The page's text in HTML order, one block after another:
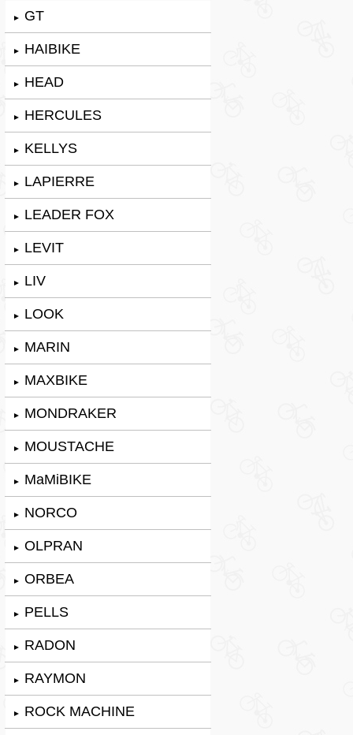
► GT
► HAIBIKE
► HEAD
► HERCULES
► KELLYS
► LAPIERRE
► LEADER FOX
► LEVIT
► LIV
► LOOK
► MARIN
► MAXBIKE
► MONDRAKER
► MOUSTACHE
► MaMiBIKE
► NORCO
► OLPRAN
► ORBEA
► PELLS
► RADON
► RAYMON
► ROCK MACHINE